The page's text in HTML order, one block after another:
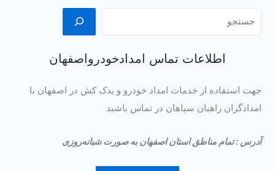
اطلاعات تماس امدادخودرواصفهان
جهت استفاده از خدمات امداد خودرو و یدک کش در اصفهان با
امدادگران راهیان سپاهان در تماس باشید
آدرس : تمام مناطق استان اصفهان به صورت شبانه‌روزی